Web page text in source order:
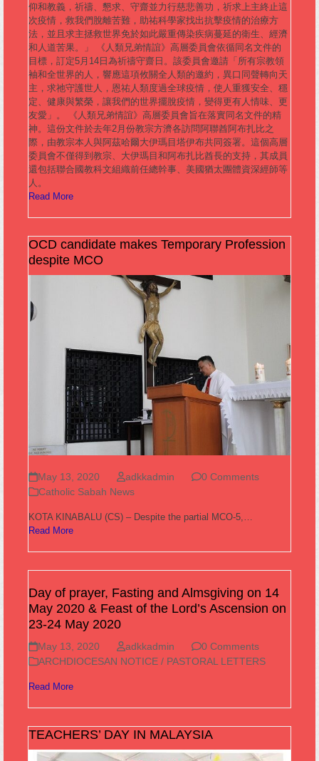
仰和教義，祈禱、懇求、守齋並力行慈悲善功，祈求上主終止這
次疫情，救我們脫離苦難，助祐科學家找出抗擊疫情的治療方
法，並且求主拯救世界免於如此嚴重傳染疾病蔓延的衛生、經濟
和人道苦果。」 《人類兄弟情誼》高層委員會依循同名文件的
目標，訂定5月14日為祈禱守齋日。該委員會邀請「所有宗教領
袖和全世界的人，響應這項攸關全人類的邀約，異口同聲轉向天
主，求祂守護世人，恩祐人類度過全球疫情，使人重獲安全、穩
定、健康與繁榮，讓我們的世界擺脫疫情，變得更有人情味、更
友愛」。 《人類兄弟情誼》高層委員會旨在落實同名文件的精
神。這份文件於去年2月份教宗方濟各訪問阿聯酋阿布扎比之
際，由教宗本人與阿茲哈爾大伊瑪目塔伊布共同簽署。這個高層
委員會不僅得到教宗、大伊瑪目和阿布扎比酋長的支持，其成員
還包括聯合國教科文組織前任總幹事、美國猶太團體資深經師等
人。
Read More
OCD candidate makes Temporary Profession
despite MCO
May 13, 2020 adkkadmin
0 Comments
Catholic Sabah News
KOTA KINABALU (CS) – Despite the partial MCO-5,…
Read More
Day of prayer, Fasting and Almsgiving on 14
May 2020 & Feast of the Lord’s Ascension on
23-24 May 2020
May 13, 2020 adkkadmin
0 Comments
ARCHDIOCESAN NOTICE / PASTORAL LETTERS
Read More
TEACHERS’ DAY IN MALAYSIA